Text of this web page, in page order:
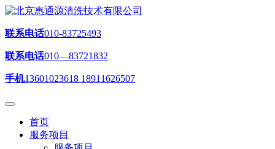
联系电话010-83725493
联系电话010—83721832
手机13601023618 18911626507
首页
服务项目